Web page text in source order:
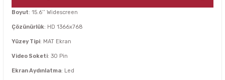
Boyut: 15.6’’ Widescreen
Çözünürlük: HD 1366x768
Yüzey Tipi: MAT Ekran
Video Soketi: 30 Pin
Ekran Aydınlatma: Led